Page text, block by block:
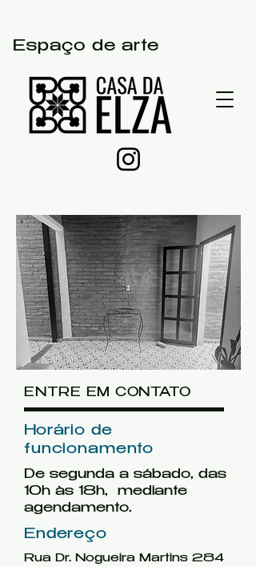
Espaço de arte
ENTRE EM CONTATO
Horário de
funcionamento
De segunda a sábado, das
10h às 18h, mediante
agendamento.
Endereço
Rua Dr. Nogueira Martins 284